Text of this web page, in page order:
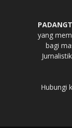
yang
bagi
Hubungi